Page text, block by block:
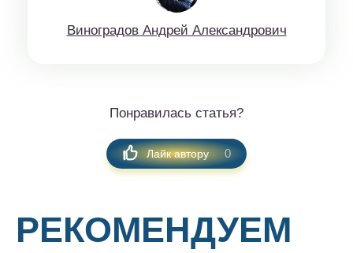
Винoгрaдов Aндрeй Aлексaндрoвич
Понравилась статья?
Лайк автору 0
РЕКОМЕНДУЕМ